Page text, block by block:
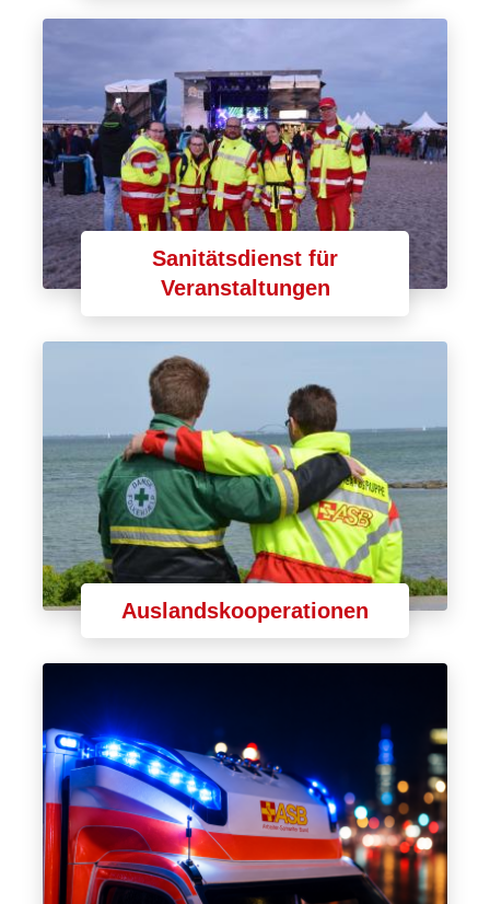
Sanitätsdienst für
Veranstaltungen
Auslandskooperationen